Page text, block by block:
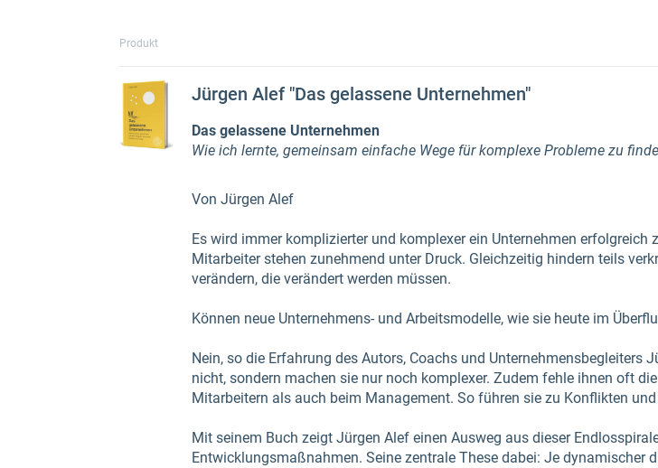
Produkt
Jürgen Alef "Das gelassene Unternehmen"
Das gelassene Unternehmen
Wie ich lernte, gemeinsam einfache Wege für komplexe Probleme zu
Von Jürgen Alef
Es wird immer komplizierter und komplexer ein Unternehmen
Mitarbeiter stehen zunehmend unter Druck. Gleichzeitig hindern teils
verändern, die verändert werden müssen.
Können neue Unternehmens- und Arbeitsmodelle, wie sie heute im
Nein, so die Erfahrung des Autors, Coachs und Unternehmensbegleiters
nicht, sondern machen sie nur noch komplexer. Zudem fehle ihnen oft
Mitarbeitern als auch beim Management. So führen sie zu Konflikten
Mit seinem Buch zeigt Jürgen Alef einen Ausweg aus dieser
Entwicklungsmaßnahmen. Seine zentrale These dabei: Je dynamischer